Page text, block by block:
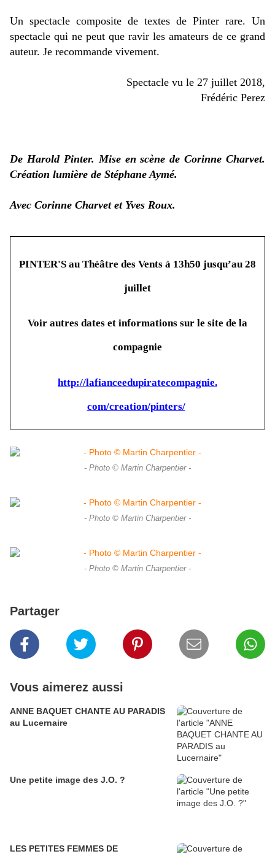
Un spectacle composite de textes de Pinter rare. Un
spectacle qui ne peut que ravir les amateurs de ce grand
auteur. Je recommande vivement.
Spectacle vu le 27 juillet 2018,
Frédéric Perez
De Harold Pinter. Mise en scène de Corinne Charvet.
Création lumière de Stéphane Aymé.
Avec Corinne Charvet et Yves Roux.
PINTER'S au Théâtre des Vents à 13h50 jusqu’au 28
juillet
Voir autres dates et informations sur le site de la
compagnie
http://lafianceedupiratecompagnie.
com/creation/pinters/
- Photo © Martin Charpentier -
- Photo © Martin Charpentier -
- Photo © Martin Charpentier -
Partager
Vous aimerez aussi
ANNE BAQUET CHANTE AU PARADIS
au Lucernaire
Une petite image des J.O. ?
LES PETITES FEMMES DE